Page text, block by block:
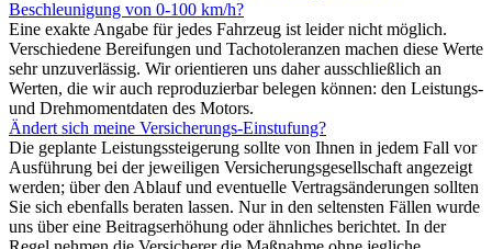
Beschleunigung von 0-100 km/h?
Eine exakte Angabe für jedes Fahrzeug ist leider nicht möglich.
Verschiedene Bereifungen und Tachotoleranzen machen diese Werte
sehr unzuverlässig. Wir orientieren uns daher ausschließlich an
Werten, die wir auch reproduzierbar belegen können: den Leistungs-
und Drehmomentdaten des Motors.
Ändert sich meine Versicherungs-Einstufung?
Die geplante Leistungssteigerung sollte von Ihnen in jedem Fall vor
Ausführung bei der jeweiligen Versicherungsgesellschaft angezeigt
werden; über den Ablauf und eventuelle Vertragsänderungen sollten
Sie sich ebenfalls beraten lassen. Nur in den seltensten Fällen wurde
uns über eine Beitragserhöhung oder ähnliches berichtet. In der